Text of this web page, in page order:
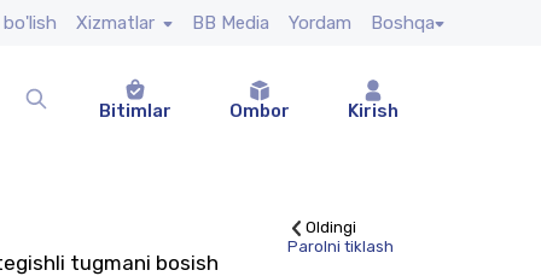
Xizmatlar BB Media Yordam Boshqa
Bitimlar Ombor Kirish
tugmani bosish
Oldingi
Parolni tiklash